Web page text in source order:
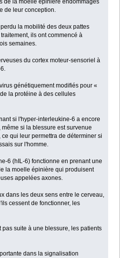
de la moelle épinière endommagés
de leur conception.
la mobilité des deux pattes
ils ont commencé à
semaines.
du cortex moteur-sensoriel à
génétiquement modifiés pour «
la protéine à des cellules
si l'hyper-interleukine-6 a encore
si la blessure est survenue
qui leur permettra de déterminer si
sur l'homme.
6 (hIL-6) fonctionne en prenant une
la moelle épinière qui produisent
appelées axones.
dans les deux sens entre le cerveau,
cessent de fonctionner, les
pas suite à une blessure, les patients
dans la signalisation